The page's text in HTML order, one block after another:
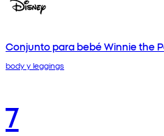
Conjunto para bebé Winnie the
body y leggings
7